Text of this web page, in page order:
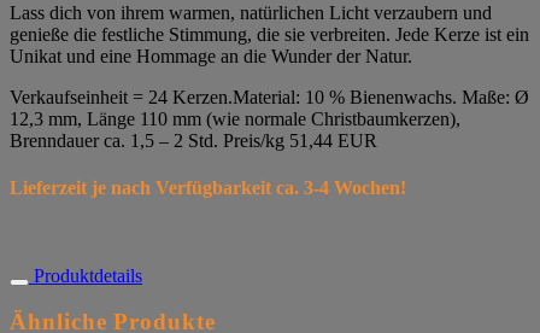
Lass dich von ihrem warmen, natürlichen Licht verzaubern und
genieße die festliche Stimmung, die sie verbreiten. Jede Kerze ist ein
Unikat und eine Hommage an die Wunder der Natur.
Verkaufseinheit = 24 Kerzen.Material: 10 % Bienenwachs. Maße: Ø
12,3 mm, Länge 110 mm (wie normale Christbaumkerzen),
Brenndauer ca. 1,5 – 2 Std. Preis/kg 51,44 EUR
Lieferzeit je nach Verfügbarkeit ca. 3-4 Wochen!
Produktdetails
Ähnliche Produkte